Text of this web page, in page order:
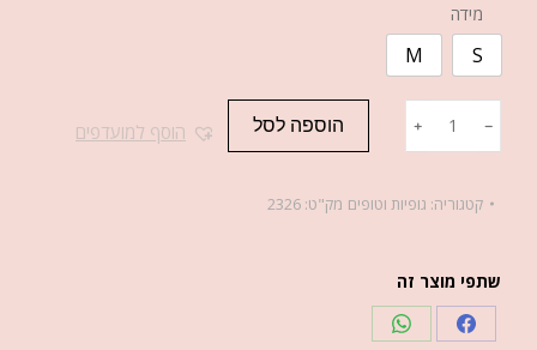
מידה
S
M
﹣
﹢ הוספה לסל הוסף למועדפים
קטגוריה: גופיות וטופים מק"ט: 2326
שתפי מוצר זה